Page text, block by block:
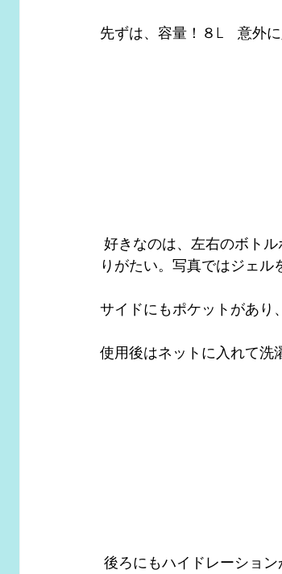
先ずは、容量！８L　意外
りがたい。写真ではジェル
サイドにもポケットがあり
使用後はネットに入れて洗